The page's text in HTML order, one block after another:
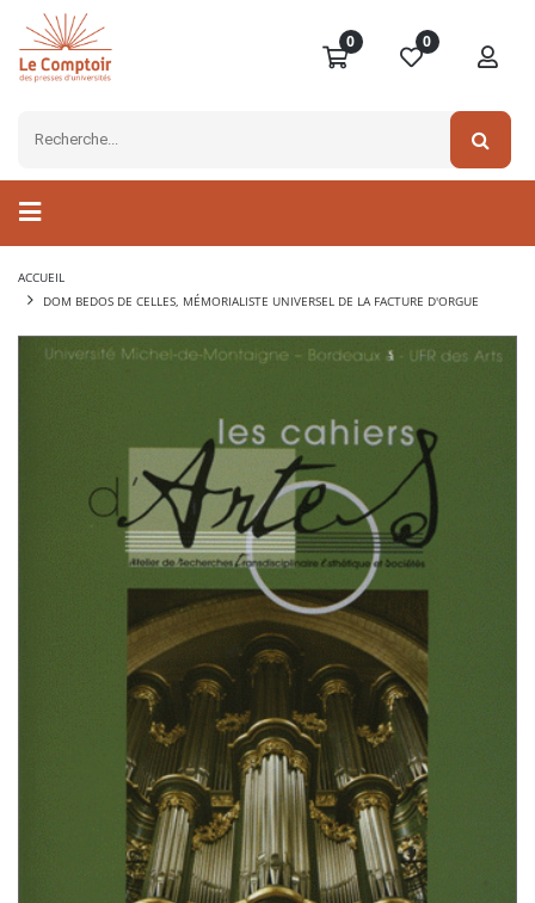
0 0
ACCUEIL
DOM BEDOS DE CELLES, MÉMORIALISTE UNIVERSEL DE LA FACTURE D'ORGUE